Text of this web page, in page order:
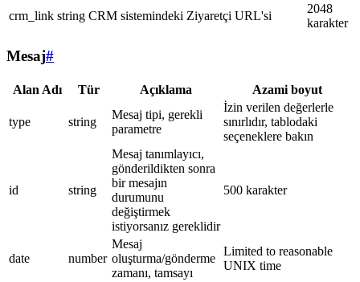
crm_link string CRM sistemindeki Ziyaretçi URL'si
2048
karakter
Mesaj#
Alan Adı Tür Açıklama Azami boyut
type string
Mesaj tipi, gerekli
parametre
İzin verilen değerlerle
sınırlıdır, tablodaki
seçeneklere bakın
id string
Mesaj tanımlayıcı,
gönderildikten sonra
bir mesajın
durumunu
değiştirmek
istiyorsanız gereklidir
500 karakter
date number
Mesaj
oluşturma/gönderme
zamanı, tamsayı
Limited to reasonable
UNIX time